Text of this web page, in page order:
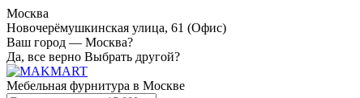
Москва
Новочерёмушкинская улица, 61 (Офис)
Ваш город — Москва?
Да, все верно Выбрать другой?
Мебельная фурнитура в Москве